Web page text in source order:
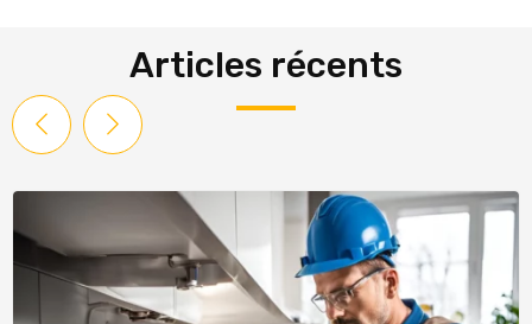
Articles récents